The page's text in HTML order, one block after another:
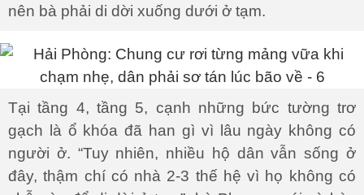
nên bà phải di dời xuống dưới ở tạm.
Tại tầng 4, tầng 5, cạnh những bức tường trơ
gạch là ổ khóa đã han gì vì lâu ngày không có
người ở. “Tuy nhiên, nhiều hộ dân vẫn sống ở
đây, thậm chí có nhà 2-3 thế hệ vì họ không có